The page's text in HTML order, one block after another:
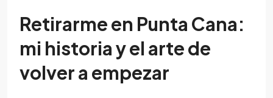
Retirarme en Punta Cana:
mi historia y el arte de
volver a empezar